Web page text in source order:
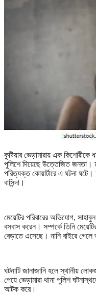
কুষ্টিয়ার ভেড়ামারায় এক কিশোরীকে
পুলিশে দিয়েছে উত্তেজিত জনতা।
পরিত্যক্ত কোয়ার্টারে এ ঘটনা
বাসিন্দা।
মেয়েটির পরিবারের অভিযোগ,
বসবাস করেন। সম্পর্কে তিনি
বেড়াতে এসেছে। নানি বাইরে গেলে
ঘটনাটি জানাজানি হলে স্থানীয়
পেয়ে ভেড়ামারা থানা পুলিশ
আটক করে।